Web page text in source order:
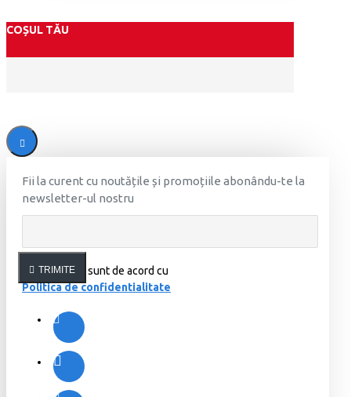
COȘUL TĂU
Fii la curent cu noutățile și promoțiile abonându-te la
newsletter-ul nostru
TRIMITE
Am citit şi sunt de acord cu
Politica de confidentialitate